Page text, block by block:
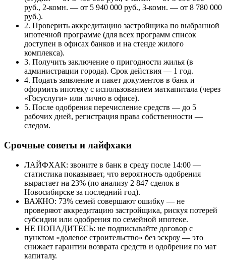
руб., 2-комн. — от 5 940 000 руб., 3-комн. — от 8 780 000
руб.).
2. Проверить аккредитацию застройщика по выбранной
ипотечной программе (для всех программ список
доступен в офисах банков и на стенде жилого
комплекса).
3. Получить заключение о пригодности жилья (в
администрации города). Срок действия — 1 год.
4. Подать заявление и пакет документов в банк и
оформить ипотеку с использованием маткапитала (через
«Госуслуги» или лично в офисе).
5. После одобрения перечисление средств — до 5
рабочих дней, регистрация права собственности —
следом.
Срочные советы и лайфхаки
ЛАЙФХАК: звоните в банк в среду после 14:00 —
статистика показывает, что вероятность одобрения
вырастает на 23% (по анализу 2 847 сделок в
Новосибирске за последний год).
ВАЖНО: 73% семей совершают ошибку — не
проверяют аккредитацию застройщика, рискуя потерей
субсидии или одобрения по семейной ипотеке.
НЕ ПОПАДИТЕСЬ: не подписывайте договор с
пунктом «долевое строительство» без эскроу — это
снижает гарантии возврата средств и одобрения по мат
капиталу.